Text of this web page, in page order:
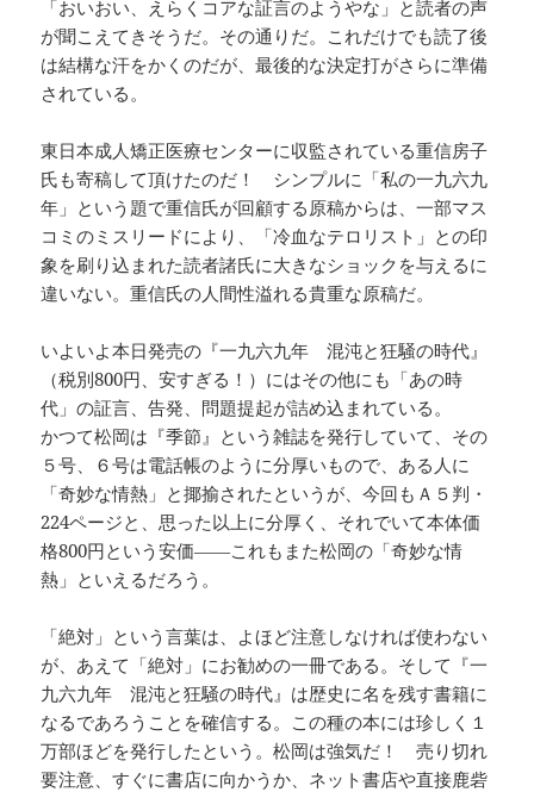
「おいおい、えらくコアな証言のようやな」と読者の声
が聞こえてきそうだ。その通りだ。これだけでも読了後
は結構な汗をかくのだが、最後的な決定打がさらに準備
されている。
東日本成人矯正医療センターに収監されている重信房子
氏も寄稿して頂けたのだ！ シンプルに「私の一九六九
年」という題で重信氏が回顧する原稿からは、一部マス
コミのミスリードにより、「冷血なテロリスト」との印
象を刷り込まれた読者諸氏に大きなショックを与えるに
違いない。重信氏の人間性溢れる貴重な原稿だ。
いよいよ本日発売の『一九六九年 混沌と狂騒の時代』
（税別800円、安すぎる！）にはその他にも「あの時
代」の証言、告発、問題提起が詰め込まれている。
かつて松岡は『季節』という雑誌を発行していて、その
５号、６号は電話帳のように分厚いもので、ある人に
「奇妙な情熱」と揶揄されたというが、今回もＡ５判・
224ページと、思った以上に分厚く、それでいて本体価
格800円という安価――これもまた松岡の「奇妙な情
熱」といえるだろう。
「絶対」という言葉は、よほど注意しなければ使わない
が、あえて「絶対」にお勧めの一冊である。そして『一
九六九年 混沌と狂騒の時代』は歴史に名を残す書籍に
なるであろうことを確信する。この種の本には珍しく１
万部ほどを発行したという。松岡は強気だ！ 売り切れ
要注意、すぐに書店に向かうか、ネット書店や直接鹿砦